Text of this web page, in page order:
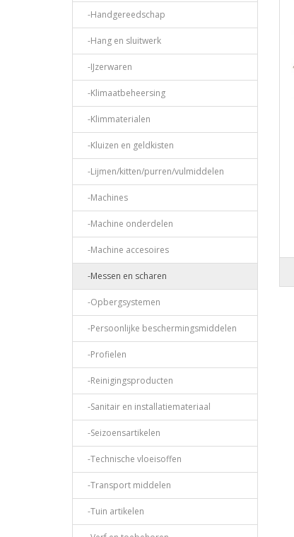
-Handgereedschap
-Hang en sluitwerk
-IJzerwaren
-Klimaatbeheersing
-Klimmaterialen
-Kluizen en geldkisten
-Lijmen/kitten/purren/vulmiddelen
-Machines
-Machine onderdelen
-Machine accesoires
-Messen en scharen
-Opbergsystemen
-Persoonlijke beschermingsmiddelen
-Profielen
-Reinigingsproducten
-Sanitair en installatiemateriaal
-Seizoensartikelen
-Technische vloeisoffen
-Transport middelen
-Tuin artikelen